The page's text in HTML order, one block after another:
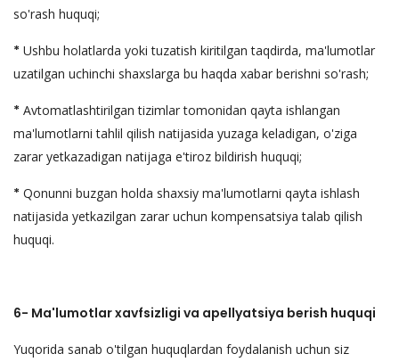
so'rash huquqi;
* Ushbu holatlarda yoki tuzatish kiritilgan taqdirda, ma'lumotlar
uzatilgan uchinchi shaxslarga bu haqda xabar berishni so'rash;
* Avtomatlashtirilgan tizimlar tomonidan qayta ishlangan
ma'lumotlarni tahlil qilish natijasida yuzaga keladigan, o'ziga
zarar yetkazadigan natijaga e'tiroz bildirish huquqi;
* Qonunni buzgan holda shaxsiy ma'lumotlarni qayta ishlash
natijasida yetkazilgan zarar uchun kompensatsiya talab qilish
huquqi.
6- Ma'lumotlar xavfsizligi va apellyatsiya berish huquqi
Yuqorida sanab o'tilgan huquqlardan foydalanish uchun siz